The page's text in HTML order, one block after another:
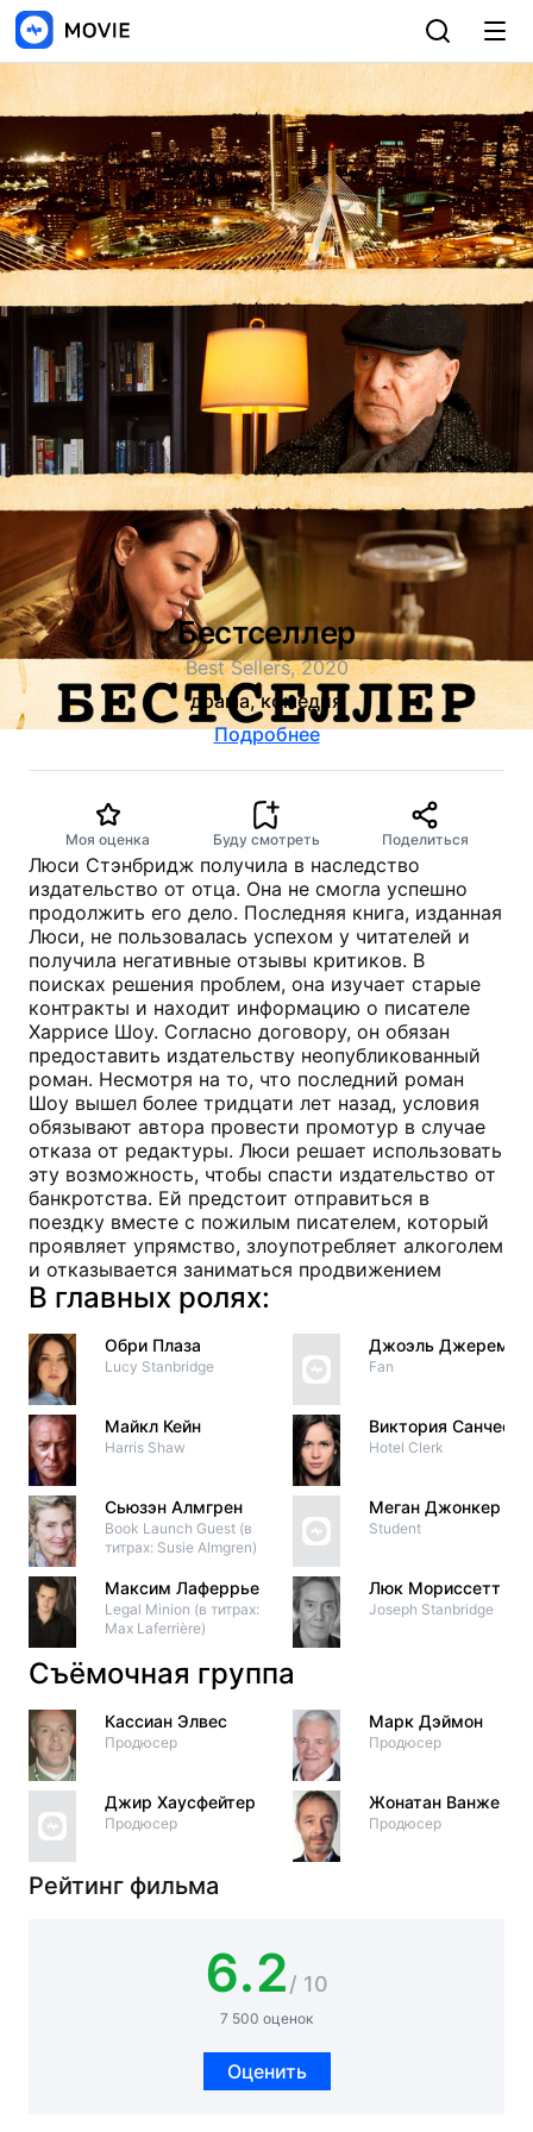
Бестселлер
Best Sellers, 2020
драма, комедия
Подробнее
Моя оценка Буду смотреть Поделиться
Люси Стэнбридж получила в наследство
издательство от отца. Она не смогла успешно
продолжить его дело. Последняя книга, изданная
Люси, не пользовалась успехом у читателей и
получила негативные отзывы критиков. В
поисках решения проблем, она изучает старые
контракты и находит информацию о писателе
Харрисе Шоу. Согласно договору, он обязан
предоставить издательству неопубликованный
роман. Несмотря на то, что последний роман
Шоу вышел более тридцати лет назад, условия
обязывают автора провести промотур в случае
отказа от редактуры. Люси решает использовать
эту возможность, чтобы спасти издательство от
банкротства. Ей предстоит отправиться в
поездку вместе с пожилым писателем, который
проявляет упрямство, злоупотребляет алкоголем
и отказывается заниматься продвижением
В главных ролях:
Обри Плаза
Lucy Stanbridge
Майкл Кейн
Harris Shaw
Сьюзэн Алмгрен
Book Launch Guest (в
титрах: Susie Almgren)
Максим Лаферрье
Legal Minion (в титрах:
Max Laferrière)
Джоэль Джереми
Fan
Виктория Санчес
Hotel Clerk
Меган Джонкер
Student
Люк Мориссетт
Joseph Stanbridge
Съёмочная группа
Кассиан Элвес
Продюсер
Джир Хаусфейтер
Продюсер
Марк Дэймон
Продюсер
Жонатан Ванже
Продюсер
Рейтинг фильма
6.2/ 10
7 500 оценок
Оценить